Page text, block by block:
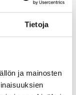
Tietoja
ja mainosten
laajenevat
aikana
koulun